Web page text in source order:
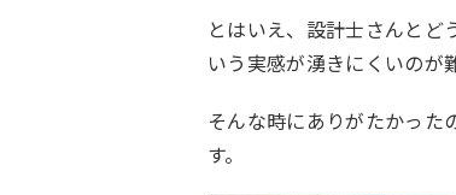
とはいえ、設計士さんとど
いう実感が湧きにくいのが
そんな時にありがたかった
す。